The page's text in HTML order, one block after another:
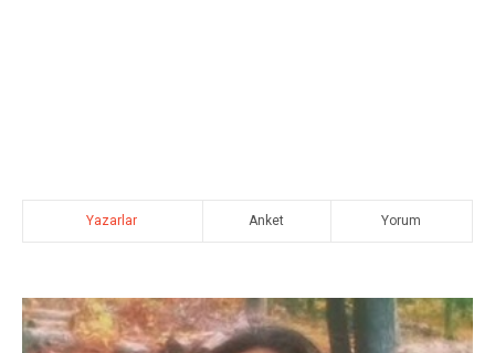
Yazarlar Anket Yorum